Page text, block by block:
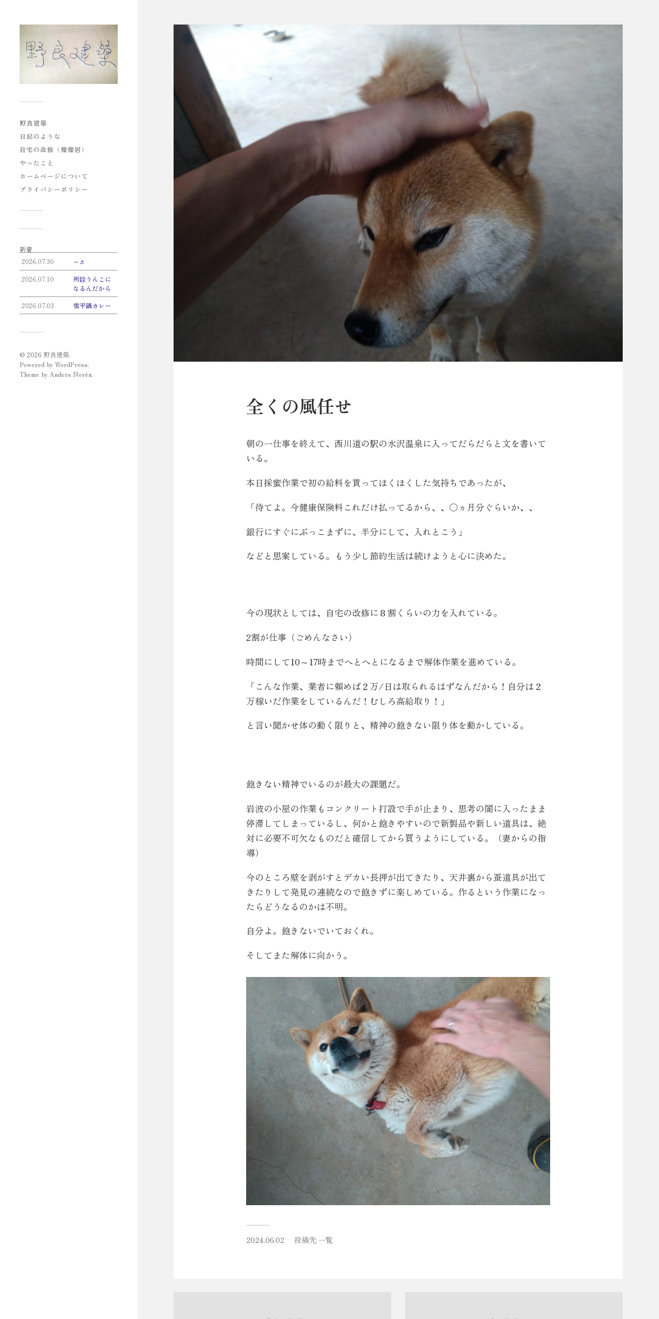
野良建築
日記のような
自宅の改修（燦燦居）
やったこと
ホームページについて
プライバシーポリシー
新着
2026.07.30
～♬
2026.07.10
所詮うんこに
なるんだから
2026.07.03
雪平鍋カレー
© 2026 野良建築.
Powered by WordPress.
Theme by Anders Norén.
全くの風任せ
朝の一仕事を終えて、西川道の駅の水沢温泉に入ってだらだらと文を書いて
いる。
本日採蜜作業で初の給料を貰ってほくほくした気持ちであったが、
「待てよ。今健康保険料これだけ払ってるから、、〇ヵ月分ぐらいか、、
銀行にすぐにぶっこまずに、半分にして、入れとこう」
などと思案している。もう少し節約生活は続けようと心に決めた。
今の現状としては、自宅の改修に８割くらいの力を入れている。
2割が仕事（ごめんなさい）
時間にして10～17時までへとへとになるまで解体作業を進めている。
「こんな作業、業者に頼めば２万/日は取られるはずなんだから！自分は２
万稼いだ作業をしているんだ！むしろ高給取り！」
と言い聞かせ体の動く限りと、精神の飽きない限り体を動かしている。
飽きない精神でいるのが最大の課題だ。
岩波の小屋の作業もコンクリート打設で手が止まり、思考の闇に入ったまま
停滞してしまっているし、何かと飽きやすいので新製品や新しい道具は、絶
対に必要不可欠なものだと確信してから買うようにしている。（妻からの指
導）
今のところ壁を剥がすとデカい長押が出てきたり、天井裏から蚕道具が出て
きたりして発見の連続なので飽きずに楽しめている。作るという作業になっ
たらどうなるのかは不明。
自分よ。飽きないでいておくれ。
そしてまた解体に向かう。
2024.06.02 投稿先 一覧